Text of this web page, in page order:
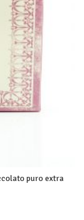
puro extra